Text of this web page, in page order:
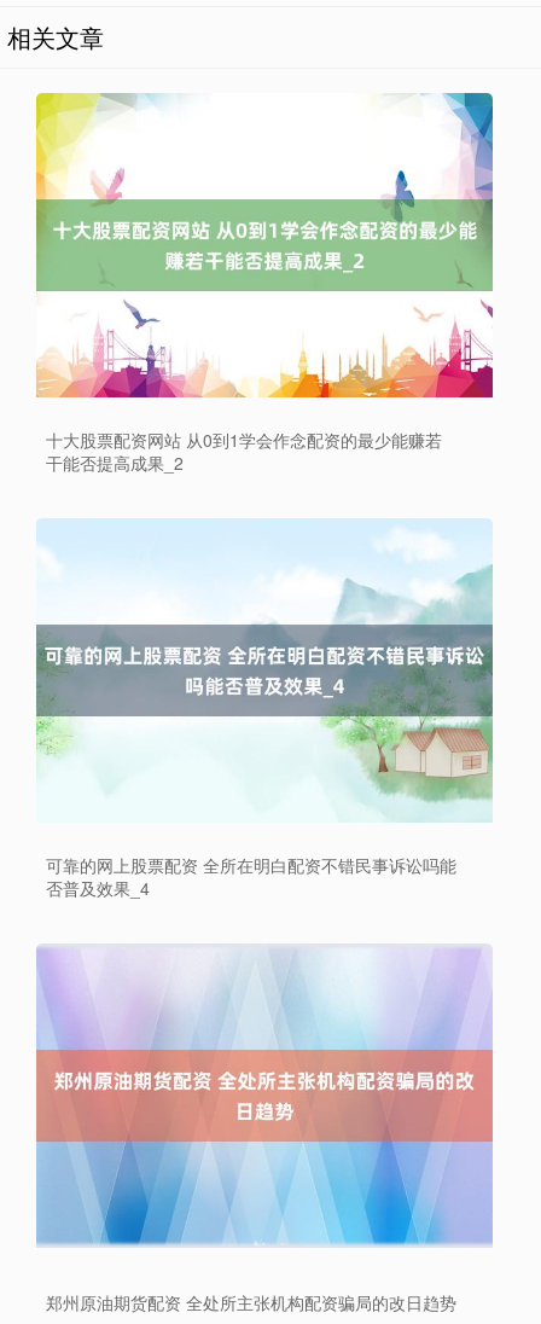
相关文章
十大股票配资网站 从0到1学会作念配资的最少能赚若
干能否提高成果_2
可靠的网上股票配资 全所在明白配资不错民事诉讼吗能
否普及效果_4
郑州原油期货配资 全处所主张机构配资骗局的改日趋势
+39.68 +1.02%
沪深300 4694.44 +43.13 +0.93%